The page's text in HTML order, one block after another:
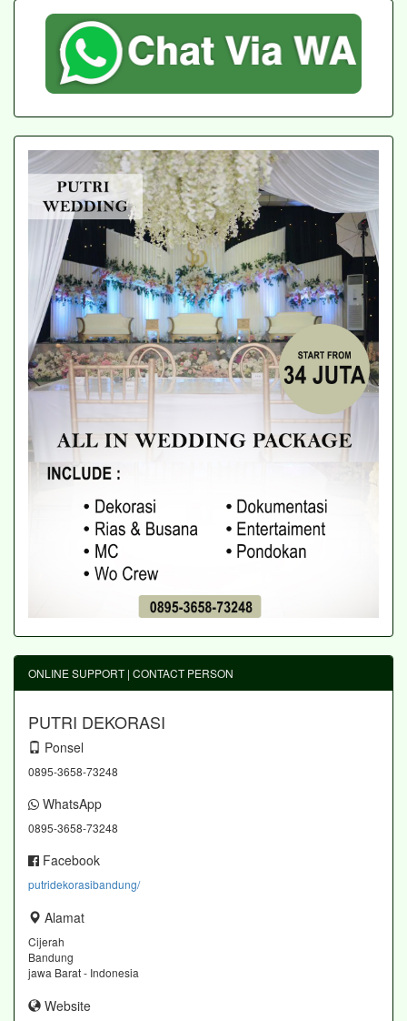
ONLINE SUPPORT | CONTACT PERSON
PUTRI DEKORASI
Ponsel
0895-3658-73248
WhatsApp
0895-3658-73248
Facebook
putridekorasibandung/
Alamat
Cijerah
Bandung
jawa Barat - Indonesia
Website